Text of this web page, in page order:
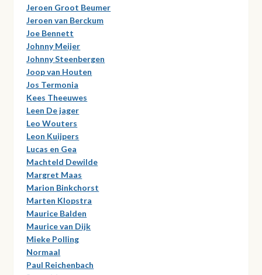
Jeroen Groot Beumer
Jeroen van Berckum
Joe Bennett
Johnny Meijer
Johnny Steenbergen
Joop van Houten
Jos Termonia
Kees Theeuwes
Leen De jager
Leo Wouters
Leon Kuijpers
Lucas en Gea
Machteld Dewilde
Margret Maas
Marion Binkchorst
Marten Klopstra
Maurice Balden
Maurice van Dijk
Mieke Polling
Normaal
Paul Reichenbach